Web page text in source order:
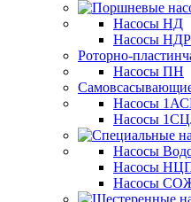
Насосы НД
Насосы НДР
Роторно-
Насосы ПН
Насосы
Насосы
Насосы
Насосы
Насосы